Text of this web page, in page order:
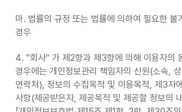
마. 법률의 규정 또는 법률에 의하여 필요한 불
경우
4. "회사" 가 제2항과 제3항에 의해 이용자의
경우에는 개인정보관리 책임자의 신원(소속,
연락처), 정보의 수집목적 및 이용목적, 제3자
사항(제공받은자, 제공목적 및 제공할 정보의